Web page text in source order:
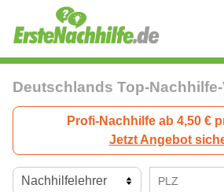
Deutschlands Top-
Profi-Nachhilfe ab 4,50 €
Jetzt Angebot